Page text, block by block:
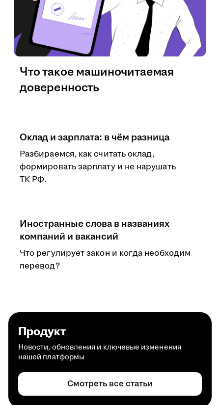
Оклад и зарплата: в чём разница
Разбираемся, как считать оклад,
формировать зарплату и не нарушать
ТК РФ.
Иностранные слова в названиях
компаний и вакансий
Что регулирует закон и когда необходим
перевод?
Что такое машиночитаемая
доверенность
Продукт
Новости, обновления и ключевые изменения
нашей платформы
Смотреть все статьи